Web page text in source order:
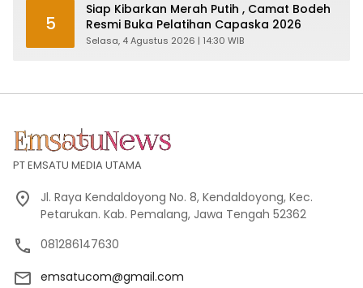
5
Siap Kibarkan Merah Putih , Camat Bodeh
Resmi Buka Pelatihan Capaska 2026
Selasa, 4 Agustus 2026 | 14:30 WIB
PT EMSATU MEDIA UTAMA
Jl. Raya Kendaldoyong No. 8, Kendaldoyong, Kec.
Petarukan. Kab. Pemalang, Jawa Tengah 52362
081286147630
emsatucom@gmail.com